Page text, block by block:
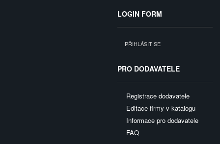
LOGIN FORM
PŘIHLÁSIT SE
PRO DODAVATELE
Registrace dodavatele
Editace firmy v katalogu
Informace pro dodavatele
FAQ